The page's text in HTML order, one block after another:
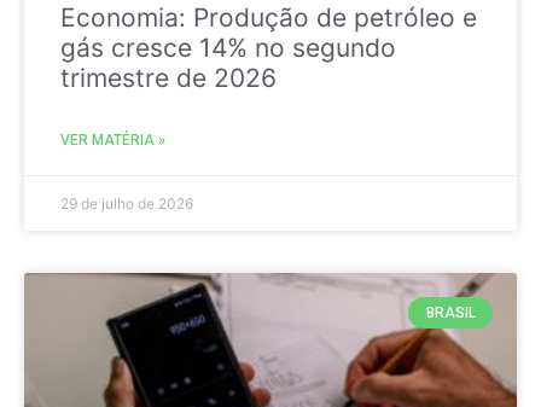
Economia: Produção de petróleo e
gás cresce 14% no segundo
trimestre de 2026
VER MATÉRIA »
29 de julho de 2026
BRASIL